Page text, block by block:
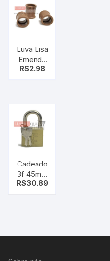
Luva Lisa
Emenda
cano 3/4
R$2.98
Cadeado
3f 45mm
grande
R$30.89